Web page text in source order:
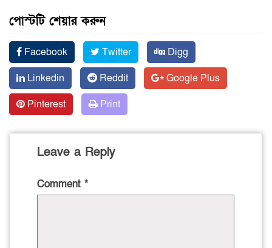
পোস্টটি শেয়ার করুন
Facebook Twitter
Digg
Linkedin
Reddit
Google Plus
Pinterest
Print
Leave a Reply
Comment *